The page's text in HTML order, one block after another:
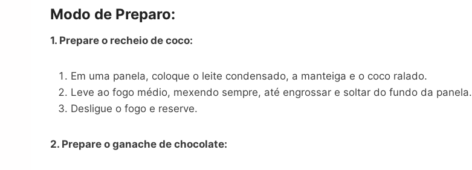
Modo de Preparo:
1. Prepare o recheio de coco:
Em uma panela, coloque o leite condensado, a manteiga e o coco ralado.
Leve ao fogo médio, mexendo sempre, até engrossar e soltar do fundo da panela.
Desligue o fogo e reserve.
2. Prepare o ganache de chocolate: